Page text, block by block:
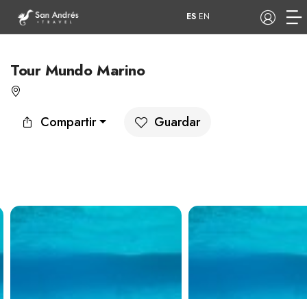
Tours
Barcos
ES EN
Tour Mundo Marino
Compartir Guardar